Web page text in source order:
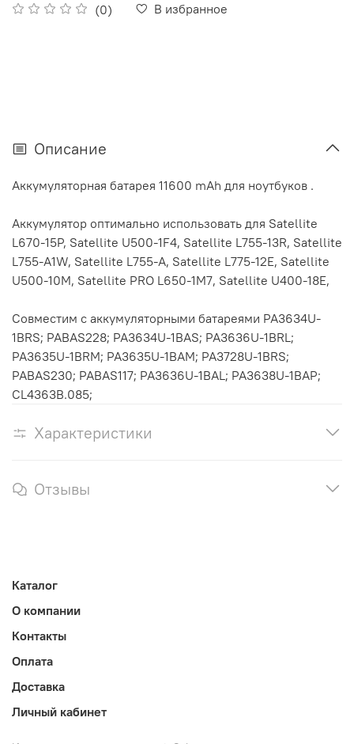
(0) В избранное
Описание
Аккумуляторная батарея 11600 mAh для ноутбуков .
Аккумулятор оптимально использовать для Satellite
L670-15P, Satellite U500-1F4, Satellite L755-13R, Satellite
L755-A1W, Satellite L755-A, Satellite L775-12E, Satellite
U500-10M, Satellite PRO L650-1M7, Satellite U400-18E,
Совместим с аккумуляторными батареями PA3634U-
1BRS; PABAS228; PA3634U-1BAS; PA3636U-1BRL;
PA3635U-1BRM; PA3635U-1BAM; PA3728U-1BRS;
PABAS230; PABAS117; PA3636U-1BAL; PA3638U-1BAP;
CL4363B.085;
Характеристики
Отзывы
Каталог
О компании
Контакты
Оплата
Доставка
Личный кабинет